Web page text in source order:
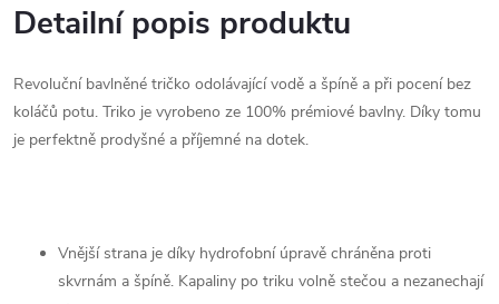
Detailní popis produktu
Revoluční bavlněné tričko odolávající vodě a špíně a při pocení bez
koláčů potu. Triko je vyrobeno ze 100% prémiové bavlny. Díky tomu
je perfektně prodyšné a příjemné na dotek.
Vnější strana je díky hydrofobní úpravě chráněna proti
skvrnám a špíně. Kapaliny po triku volně stečou a nezanechají